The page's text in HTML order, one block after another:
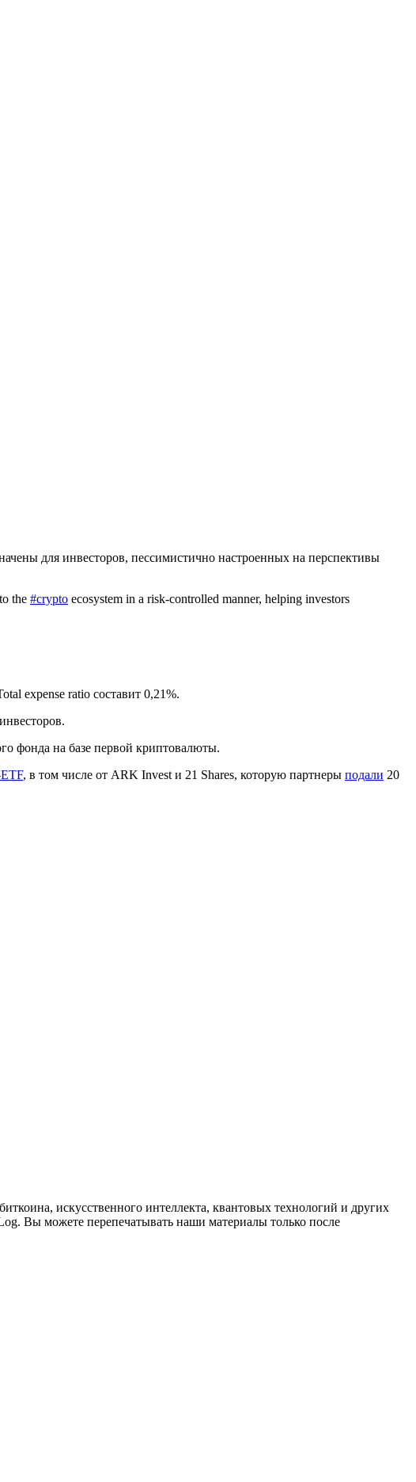
для инвесторов, пессимистично настроенных на перспективы
the #crypto ecosystem in a risk-controlled manner, helping investors
expense ratio составит 0,21%.
фонда на базе первой криптовалюты.
, в том числе от ARK Invest и 21 Shares, которую партнеры подали 20
искусственного интеллекта, квантовых технологий и других
Вы можете перепечатывать наши материалы только после